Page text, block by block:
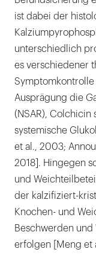
ist dabei der
unterschiedlich
es verschiedener
Ausprägung die
(NSAR), Colchicin
systemische
et al., 2003;
2018]. Hingegen
und
der kalzifiziert-
Knochen- und
Beschwerden
erfolgen [Meng et